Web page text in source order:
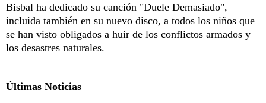
Bisbal ha dedicado su canción "Duele Demasiado",
incluida también en su nuevo disco, a todos los niños que
se han visto obligados a huir de los conflictos armados y
los desastres naturales.
Últimas Noticias